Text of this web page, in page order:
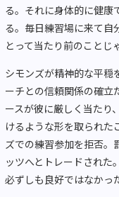
る。それに身体的に健康
る。毎日練習場に来て自
とって当たり前のことじ
シモンズが精神的な平穏
ーチとの信頼関係の確立
ースが彼に厳しく当たり
けるような形を取られた
ズでの練習参加を拒否。
ッツへとトレードされた
必ずしも良好ではなかっ